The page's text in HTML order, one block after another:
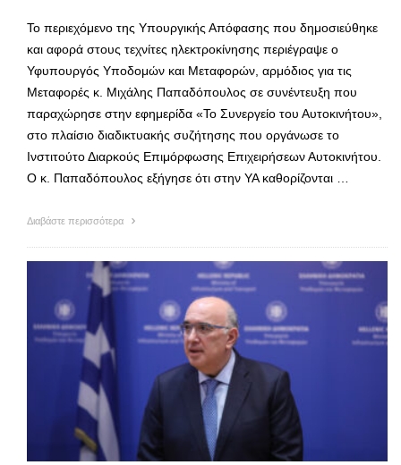
Το περιεχόμενο της Υπουργικής Απόφασης που δημοσιεύθηκε
και αφορά στους τεχνίτες ηλεκτροκίνησης περιέγραψε ο
Υφυπουργός Υποδομών και Μεταφορών, αρμόδιος για τις
Μεταφορές κ. Μιχάλης Παπαδόπουλος σε συνέντευξη που
παραχώρησε στην εφημερίδα «Το Συνεργείο του Αυτοκινήτου»,
στο πλαίσιο διαδικτυακής συζήτησης που οργάνωσε το
Ινστιτούτο Διαρκούς Επιμόρφωσης Επιχειρήσεων Αυτοκινήτου.
Ο κ. Παπαδόπουλος εξήγησε ότι στην ΥΑ καθορίζονται …
Διαβάστε περισσότερα